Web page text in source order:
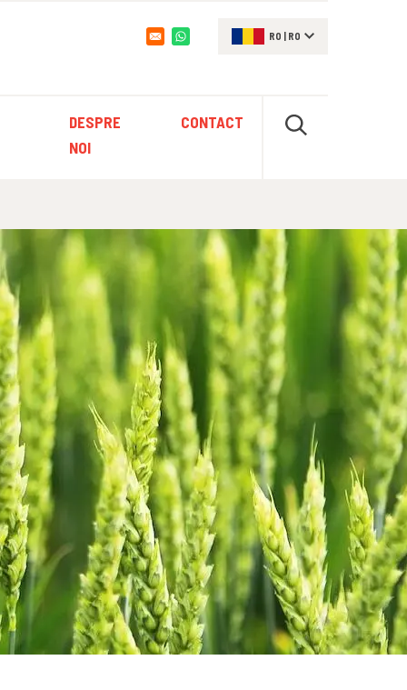
Opens in a new window
RO | RO
DESPRE
NOI
CONTACT